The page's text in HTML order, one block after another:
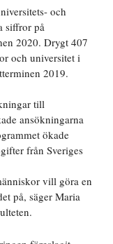
och
siffror på
2020. Drygt 407
och universitet i
2019.
till
ansökningarna
ökade
från Sveriges
vill göra en
på, säger Maria